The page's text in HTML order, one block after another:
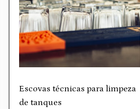
Escovas técnicas para limpeza
de tanques